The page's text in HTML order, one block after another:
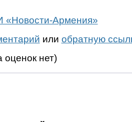
«Новости-Армения»
или обратную
нет)